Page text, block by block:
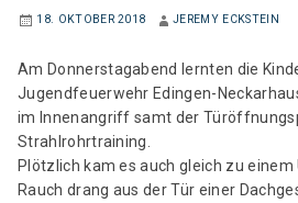
18. OKTOBER 2018 JEREMY ECKSTEIN
Am Donnerstagabend lernten die
Jugendfeuerwehr Edingen-
im Innenangriff samt der
Strahlrohrtraining.
Plötzlich kam es auch gleich zu
Rauch drang aus der Tür einer